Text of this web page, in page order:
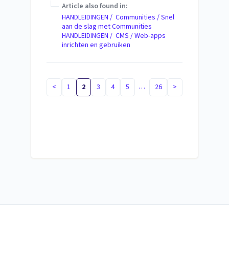
Article also found in:
HANDLEIDINGEN / Communities / Snel
aan de slag met Communities
HANDLEIDINGEN / CMS / Web-apps
inrichten en gebruiken
< 1 2 3 4 5 … 26 >